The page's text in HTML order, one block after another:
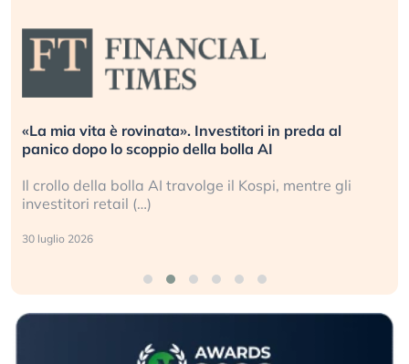
«La mia vita è rovinata». Investitori in preda al
panico dopo lo scoppio della bolla AI
Il crollo della bolla AI travolge il Kospi, mentre gli
investitori retail (…)
30 luglio 2026